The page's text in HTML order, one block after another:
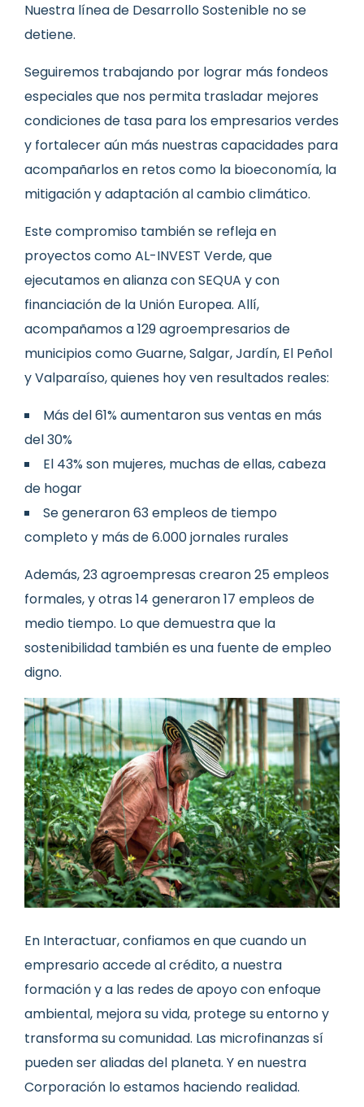
Nuestra línea de Desarrollo Sostenible no se
detiene.
Seguiremos trabajando por lograr más fondeos
especiales que nos permita trasladar mejores
condiciones de tasa para los empresarios verdes
y fortalecer aún más nuestras capacidades para
acompañarlos en retos como la bioeconomía, la
mitigación y adaptación al cambio climático.
Este compromiso también se refleja en
proyectos como AL-INVEST Verde, que
ejecutamos en alianza con SEQUA y con
financiación de la Unión Europea. Allí,
acompañamos a 129 agroempresarios de
municipios como Guarne, Salgar, Jardín, El Peñol
y Valparaíso, quienes hoy ven resultados reales:
Más del 61% aumentaron sus ventas en más
del 30%
El 43% son mujeres, muchas de ellas, cabeza
de hogar
Se generaron 63 empleos de tiempo
completo y más de 6.000 jornales rurales
Además, 23 agroempresas crearon 25 empleos
formales, y otras 14 generaron 17 empleos de
medio tiempo. Lo que demuestra que la
sostenibilidad también es una fuente de empleo
digno.
En Interactuar, confiamos en que cuando un
empresario accede al crédito, a nuestra
formación y a las redes de apoyo con enfoque
ambiental, mejora su vida, protege su entorno y
transforma su comunidad. Las microfinanzas sí
pueden ser aliadas del planeta. Y en nuestra
Corporación lo estamos haciendo realidad.